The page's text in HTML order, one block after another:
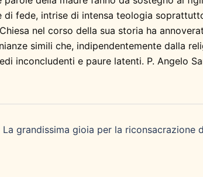
fede, intrise di intensa teologia
nel corso della sua storia ha
simili che, indipendentemente dalla
inconcludenti e paure latenti. P. Angelo
La grandissima gioia per la riconsacrazione